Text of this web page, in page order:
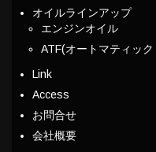
オイルラインアップ
エンジンオイル
ATF(オートマティッ
Link
Access
お問合せ
会社概要